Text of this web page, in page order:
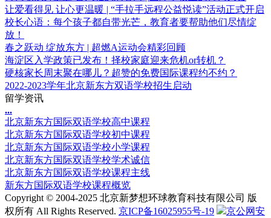
让爱看得见 让心更温暖 | “手拉手远程公益悦读”活动正式开启
校长心语：每个孩子都自带光芒，教育者要帮助他们尽情绽
放！
春之跃动 绽放东方 | 超燃A运动会精彩回顾
海淀区入学政策已发布！择校家庭迎来危机or转机？
硬核家长周末聚在哪儿？超赞的免费国际课程约不约？
2022-2023学年北京新东方双语学校招生启动
留学资讯
...
北京新东方国际双语学校高中课程
北京新东方国际双语学校初中课程
北京新东方国际双语学校小学课程
北京新东方国际双语学校学术诚信
北京新东方国际双语学校课程主线
新东方国际双语学校课程概览
Copyright © 2004-2025 北京新梦想环球教育科技有限公司 版
权所有 All Rights Reserved. 京ICP备16025955号-19
京公网安